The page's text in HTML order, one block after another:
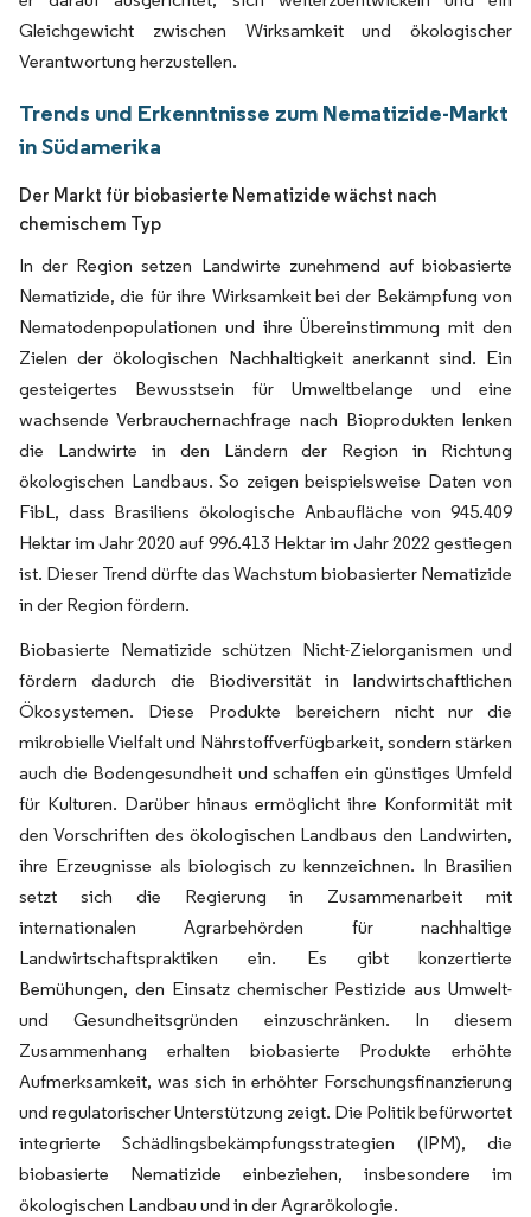
Gleichgewicht zwischen Wirksamkeit und ökologischer
Verantwortung herzustellen.
Trends und Erkenntnisse zum Nematizide-Markt
in Südamerika
Der Markt für biobasierte Nematizide wächst nach
chemischem Typ
In der Region setzen Landwirte zunehmend auf biobasierte
Nematizide, die für ihre Wirksamkeit bei der Bekämpfung von
Nematodenpopulationen und ihre Übereinstimmung mit den
Zielen der ökologischen Nachhaltigkeit anerkannt sind. Ein
gesteigertes Bewusstsein für Umweltbelange und eine
wachsende Verbrauchernachfrage nach Bioprodukten lenken
die Landwirte in den Ländern der Region in Richtung
ökologischen Landbaus. So zeigen beispielsweise Daten von
FibL, dass Brasiliens ökologische Anbaufläche von 945.409
Hektar im Jahr 2020 auf 996.413 Hektar im Jahr 2022 gestiegen
ist. Dieser Trend dürfte das Wachstum biobasierter Nematizide
in der Region fördern.
Biobasierte Nematizide schützen Nicht-Zielorganismen und
fördern dadurch die Biodiversität in landwirtschaftlichen
Ökosystemen. Diese Produkte bereichern nicht nur die
mikrobielle Vielfalt und Nährstoffverfügbarkeit, sondern stärken
auch die Bodengesundheit und schaffen ein günstiges Umfeld
für Kulturen. Darüber hinaus ermöglicht ihre Konformität mit
den Vorschriften des ökologischen Landbaus den Landwirten,
ihre Erzeugnisse als biologisch zu kennzeichnen. In Brasilien
setzt sich die Regierung in Zusammenarbeit mit
internationalen Agrarbehörden für nachhaltige
Landwirtschaftspraktiken ein. Es gibt konzertierte
Bemühungen, den Einsatz chemischer Pestizide aus Umwelt-
und Gesundheitsgründen einzuschränken. In diesem
Zusammenhang erhalten biobasierte Produkte erhöhte
Aufmerksamkeit, was sich in erhöhter Forschungsfinanzierung
und regulatorischer Unterstützung zeigt. Die Politik befürwortet
integrierte Schädlingsbekämpfungsstrategien (IPM), die
biobasierte Nematizide einbeziehen, insbesondere im
ökologischen Landbau und in der Agrarökologie.